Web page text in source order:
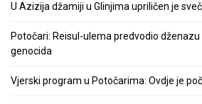
U Azizija džamiji u Glinjima upriličen je
Potočari: Reisul-ulema predvodio
genocida
Vjerski program u Potočarima: Ovdje je